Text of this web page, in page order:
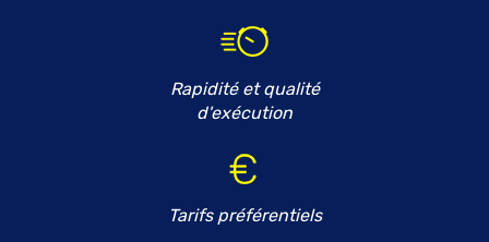
Rapidité et qualité
d'exécution
Tarifs préférentiels